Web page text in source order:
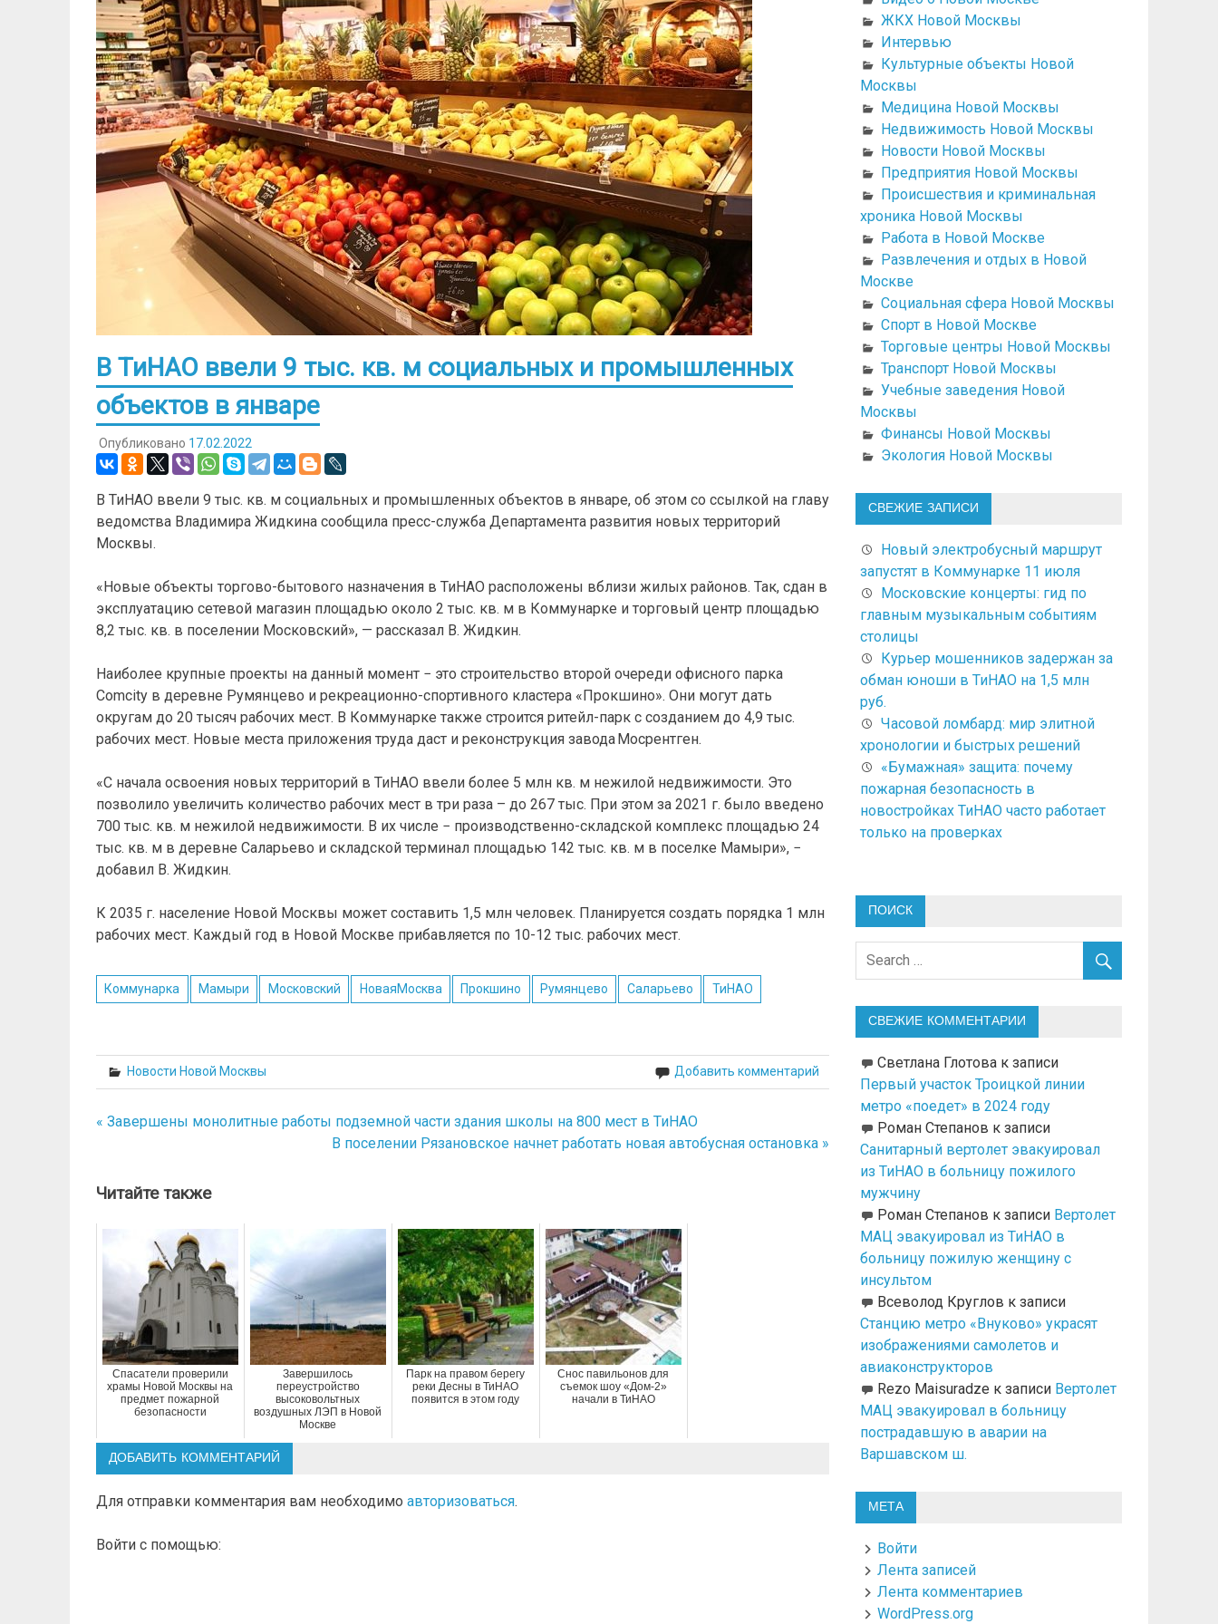
В ТиНАО ввели 9 тыс. кв. м социальных и промышленных
объектов в январе
Опубликовано 17.02.2022
В ТиНАО ввели 9 тыс. кв. м социальных и промышленных объектов в январе, об этом со ссылкой на главу
ведомства Владимира Жидкина сообщила пресс-служба Департамента развития новых территорий
Москвы.
«Новые объекты торгово-бытового назначения в ТиНАО расположены вблизи жилых районов. Так, сдан в
эксплуатацию сетевой магазин площадью около 2 тыс. кв. м в Коммунарке и торговый центр площадью
8,2 тыс. кв. в поселении Московский», — рассказал В. Жидкин.
Наиболее крупные проекты на данный момент − это строительство второй очереди офисного парка
Comcity в деревне Румянцево и рекреационно-спортивного кластера «Прокшино». Они могут дать
округам до 20 тысяч рабочих мест. В Коммунарке также строится ритейл-парк с созданием до 4,9 тыс.
рабочих мест. Новые места приложения труда даст и реконструкция завода Мосрентген.
«С начала освоения новых территорий в ТиНАО ввели более 5 млн кв. м нежилой недвижимости. Это
позволило увеличить количество рабочих мест в три раза – до 267 тыс. При этом за 2021 г. было введено
700 тыс. кв. м нежилой недвижимости. В их числе − производственно-складской комплекс площадью 24
тыс. кв. м в деревне Саларьево и складской терминал площадью 142 тыс. кв. м в поселке Мамыри», −
добавил В. Жидкин.
К 2035 г. население Новой Москвы может составить 1,5 млн человек. Планируется создать порядка 1 млн
рабочих мест. Каждый год в Новой Москве прибавляется по 10-12 тыс. рабочих мест.
Коммунарка Мамыри Московский НоваяМосква Прокшино Румянцево Саларьево ТиНАО
Новости Новой Москвы Добавить комментарий
Навигация
записям
« Завершены монолитные работы подземной части здания школы на 800 мест в ТиНАО
В поселении Рязановское начнет работать новая автобусная остановка »
Читайте также
Спасатели проверили
храмы Новой Москвы на
предмет пожарной
безопасности
Завершилось
переустройство
высоковольтных
воздушных ЛЭП в Новой
Москве
Парк на правом берегу
реки Десны в ТиНАО
появится в этом году
Снос павильонов для
съемок шоу «Дом-2»
начали в ТиНАО
ДОБАВИТЬ КОММЕНТАРИЙ
Для отправки комментария вам необходимо авторизоваться.
Войти с помощью:
ЖКХ Новой Москвы
Интервью
Культурные объекты Новой
Москвы
Медицина Новой Москвы
Недвижимость Новой Москвы
Новости Новой Москвы
Предприятия Новой Москвы
Происшествия и криминальная
хроника Новой Москвы
Работа в Новой Москве
Развлечения и отдых в Новой
Москве
Социальная сфера Новой Москвы
Спорт в Новой Москве
Торговые центры Новой Москвы
Транспорт Новой Москвы
Учебные заведения Новой
Москвы
Финансы Новой Москвы
Экология Новой Москвы
СВЕЖИЕ ЗАПИСИ
Новый электробусный маршрут
запустят в Коммунарке 11 июля
Московские концерты: гид по
главным музыкальным событиям
столицы
Курьер мошенников задержан за
обман юноши в ТиНАО на 1,5 млн
руб.
Часовой ломбард: мир элитной
хронологии и быстрых решений
«Бумажная» защита: почему
пожарная безопасность в
новостройках ТиНАО часто работает
только на проверках
ПОИСК
СВЕЖИЕ КОММЕНТАРИИ
Светлана Глотовак записи
Первый участок Троицкой линии
метро «поедет» в 2024 году
Роман Степанов к записи
Санитарный вертолет эвакуировал
из ТиНАО в больницу пожилого
мужчину
Роман Степанов к записи Вертолет
МАЦ эвакуировал из ТиНАО в
больницу пожилую женщину с
инсультом
Всеволод Круглов к записи
Станцию метро «Внуково» украсят
изображениями самолетов и
авиаконструкторов
Rezo Maisuradze к записи Вертолет
МАЦ эвакуировал в больницу
пострадавшую в аварии на
Варшавском ш.
МЕТА
Войти
Лента записей
Лента комментариев
WordPress.org